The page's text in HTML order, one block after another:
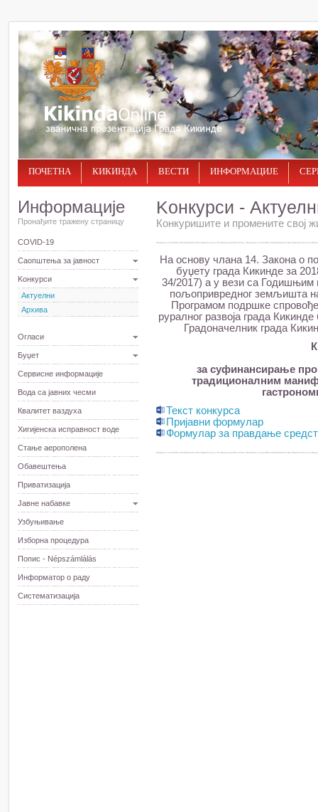
ПОЧЕТНА КИКИНДА ВЕСТИ ИНФОРМАЦИЈЕ
Информације
Пронађите тражену страницу
COVID-19
Саопштења за јавност
Kонкурси
Актуелни
Архива
Огласи
Буџет
Сервисне информације
Вода са јавних чесми
Квалитет ваздуха
Хигијенска исправност воде
Стање аерополена
Обавештења
Приватизација
Јавне набавке
Узбуњивање
Изборна процедура
Попис - Népszámlálás
Информатор о раду
Систематизација
Kонкурси -
Конкуришите и промените свој
На основу члана 14. Закона о
буџету града Кикинде за
34/2017) а у вези са
пољопривредног земљишта
Програмом подршке
руралног развоја градa
Градоначелник града
за суфинансирање
традиционалним
Текст конкурса
Пријавни формулар
Формулар за правдање